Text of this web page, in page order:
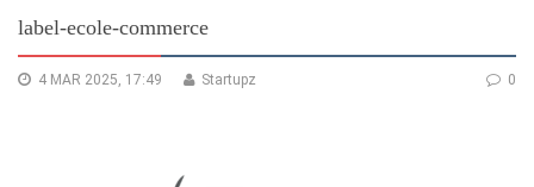
label-ecole-commerce
4 MAR 2025, 17:49 0
Startupz